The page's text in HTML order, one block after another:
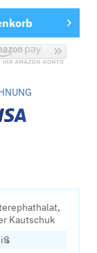
Kautschuk